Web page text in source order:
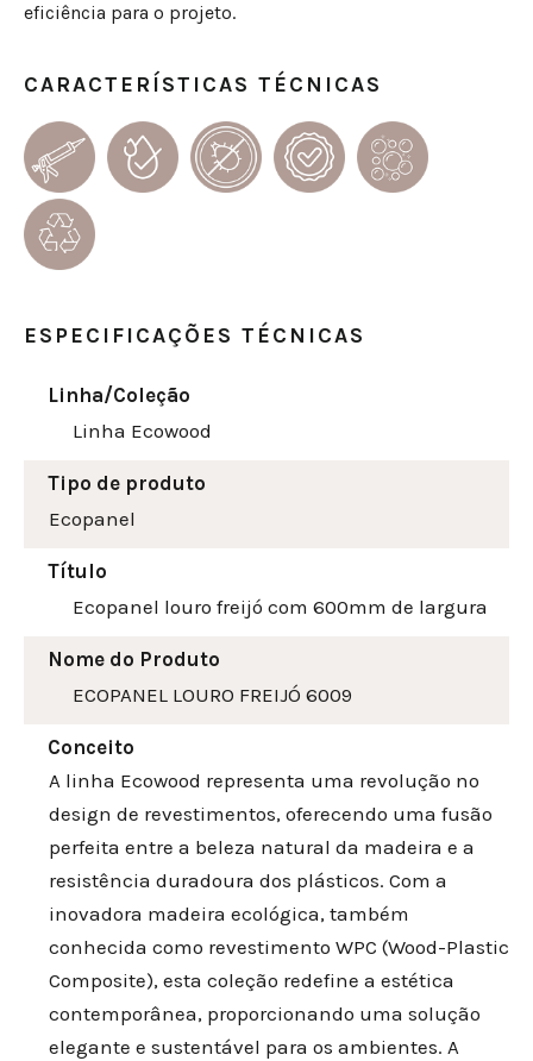
eficiência para o projeto.
CARACTERÍSTICAS TÉCNICAS
ESPECIFICAÇÕES TÉCNICAS
Linha/Coleção
Linha Ecowood
Tipo de produto
Ecopanel
Título
Ecopanel louro freijó com 600mm de largura
Nome do Produto
ECOPANEL LOURO FREIJÓ 6009
Conceito
A linha Ecowood representa uma revolução no
design de revestimentos, oferecendo uma fusão
perfeita entre a beleza natural da madeira e a
resistência duradoura dos plásticos. Com a
inovadora madeira ecológica, também
conhecida como revestimento WPC (Wood-Plastic
Composite), esta coleção redefine a estética
contemporânea, proporcionando uma solução
elegante e sustentável para os ambientes. A